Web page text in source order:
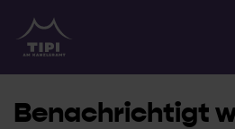
TIPI AM KANZLERAMT
Benachrichtigt